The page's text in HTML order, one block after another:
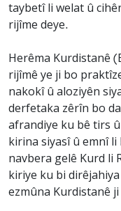
taybetî li welat û
rijîme deye.
Herêma Kurdistanê
rijîmê ye ji bo
nakokî û aloziyên
derfetaka zêrîn bo
afrandiye ku bê tirs
kirina siyasî û emnî
navbera gelê Kurd li
kiriye ku bi
ezmûna Kurdistanê